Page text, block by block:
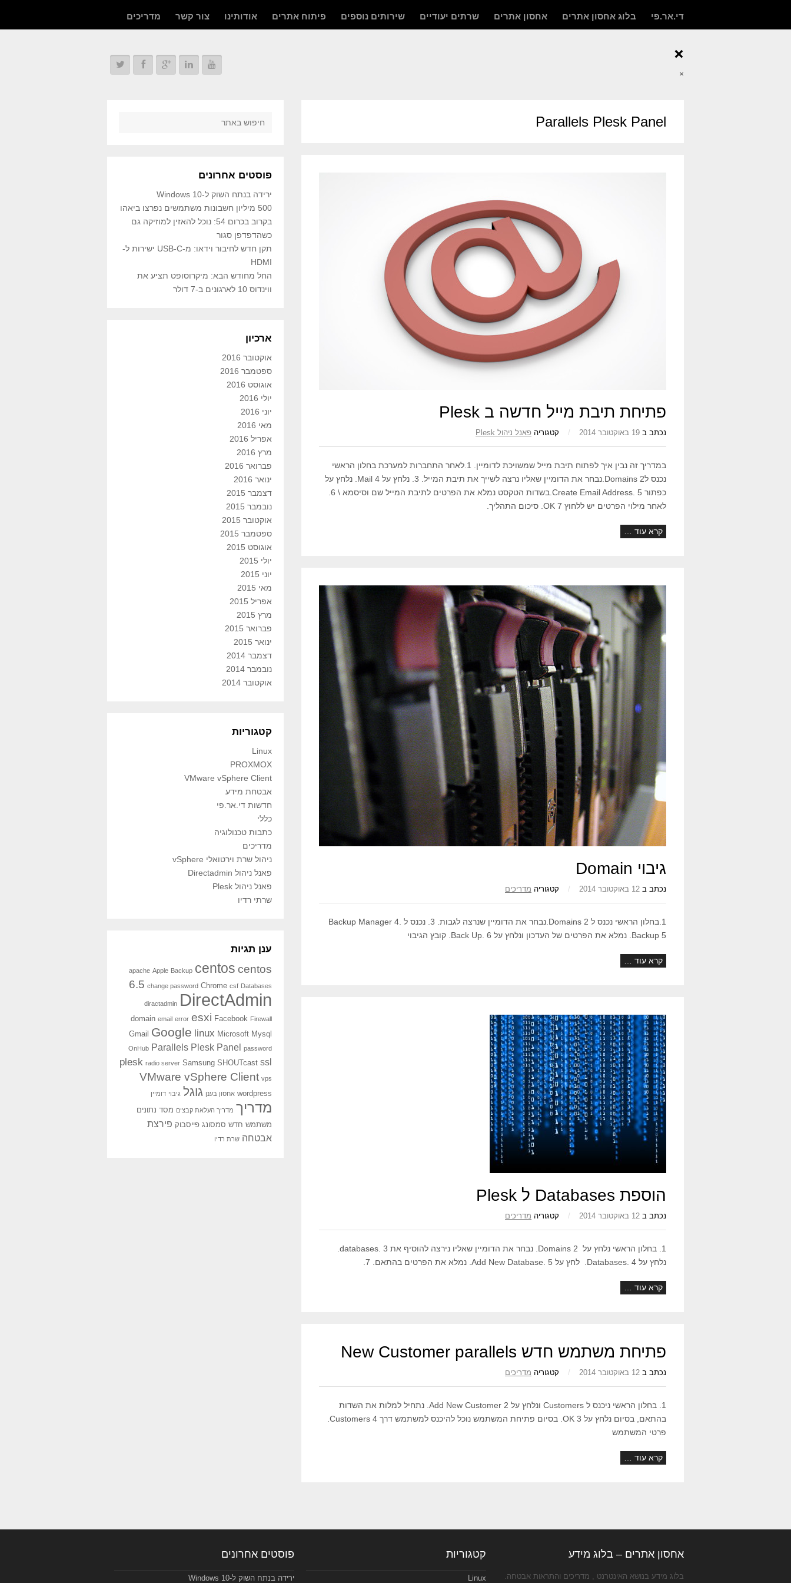
די.אר.פי בלוג אחסון אתרים אחסון אתרים שרתים יעודיים שירותים נוספים פיתוח אתרים אודותינו צור קשר מדריכים
×
×
Parallels Plesk Panel
פתיחת תיבת מייל חדשה ב Plesk
נכתב ב 19 באוקטובר 2014 / קטגוריה פאנל ניהול Plesk
במדריך זה נבין איך לפתוח תיבת מייל שמשויכת לדומיין. 1.לאחר התחברות למערכת בחלון הראשי
נכנס לDomains 2.נבחר את הדומיין שאליו נרצה לשייך את תיבת המייל. 3. נלחץ על Mail 4. נלחץ על
לאחר מילוי הפרטים יש ללחוץ OK 7. סיכום התהליך.
קרא עוד …
גיבוי Domain
נכתב ב 12 באוקטובר 2014 / קטגוריה מדריכים
1.בחלון הראשי נכנס ל Domains 2.נבחר את הדומיין שנרצה לגבות. 3. נכנס ל Backup Manager 4.
Backup 5. נמלא את הפרטים של העדכון ונלחץ על Back Up. 6. קובץ הגיבוי
קרא עוד …
הוספת Databases ל Plesk
נכתב ב 12 באוקטובר 2014 / קטגוריה מדריכים
נלחץ על Databases. 4. לחץ על Add New Database. 5. נמלא את הפרטים בהתאם. 7.
קרא עוד …
פתיחת משתמש חדש New Customer parallels
נכתב ב 12 באוקטובר 2014 / קטגוריה מדריכים
1. בחלון הראשי ניכנס ל Customers ונלחץ על Add New Customer 2. נתחיל למלות את השדות
פרטי המשתמש
קרא עוד …
פוסטים אחרונים
ירידה בנתח השוק ל-Windows 10
500 מיליון חשבונות משתמשים נפרצו ביאהו
בקרוב בכרום 54: נוכל להאזין למוזיקה גם
כשהדפדפן סגור
תקן חדש לחיבור וידאו: מ-USB-C ישירות ל-
HDMI
החל מחודש הבא: מיקרוסופט תציע את
ווינדוס 10 לארגונים ב-7 דולר
ארכיון
אוקטובר 2016
ספטמבר 2016
אוגוסט 2016
יולי 2016
יוני 2016
מאי 2016
אפריל 2016
מרץ 2016
פברואר 2016
ינואר 2016
דצמבר 2015
נובמבר 2015
אוקטובר 2015
ספטמבר 2015
אוגוסט 2015
יולי 2015
יוני 2015
מאי 2015
אפריל 2015
מרץ 2015
פברואר 2015
ינואר 2015
דצמבר 2014
נובמבר 2014
אוקטובר 2014
קטגוריות
Linux
PROXMOX
VMware vSphere Client
אבטחת מידע
חדשות די.אר.פי
כללי
כתבות טכנולוגיה
מדריכים
ניהול שרת וירטואלי vSphere
פאנל ניהול Directadmin
פאנל ניהול Plesk
שרתי רדיו
ענן תגיות
apache Apple Backup centos centos
6.5 change password Chrome csf Databases
diractadmin DirectAdmin
domain email error esxi Facebook Firewall
Gmail Google linux Microsoft Mysql
OnHub Parallels Plesk Panel password
plesk radio server Samsung SHOUTcast ssl
VMware vSphere Client vps
wordpress אחסון בענן גוגל גיבוי דומיין
מדריך מדריך העלאת קבצים מסד נתונים
משתמש חדש סמסונג פייסבוק פירצת
אבטחה שרת רדיו
אחסון אתרים – בלוג מידע
בלוג מידע בנושא האינטרנט , מדריכים והתראות אבטחה.
קטגוריות
Linux
פוסטים אחרונים
ירידה בנתח השוק ל-Windows 10